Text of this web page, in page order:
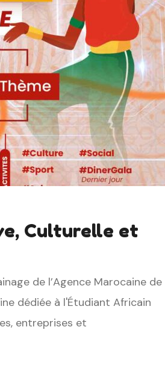
Culturelle et
de l’Agence Marocaine de
dédiée à l'Étudiant Africain
entreprises et